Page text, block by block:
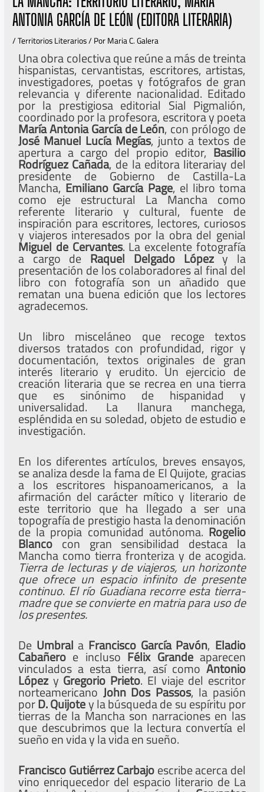
ANTONIA GARCÍA DE LEÓN (EDITORA LITERARIA)
/Territorios Literarios/ PorMaria C. Galera
Una obra colectiva que reúne a más de treinta
hispanistas, cervantistas, escritores, artistas,
investigadores, poetas y fotógrafos de gran
relevancia y diferente nacionalidad. Editado
por la prestigiosa editorial Sial Pigmalión,
coordinado por la profesora, escritora y poeta
María Antonia García de León, con prólogo de
José ManuelLucía Megías, junto a textos de
apertura a cargo del propio editor,Basilio
Rodríguez Cañada, de la editora literariay del
presidente de Gobierno de Castilla-La
Mancha,Emiliano García Page, el libro toma
como eje estructural La Mancha como
referente literario y cultural, fuente de
inspiración para escritores, lectores, curiosos
y viajeros interesados por la obra del genial
Miguel de Cervantes. La excelente fotografía
a cargo deRaquel Delgado Lópezy la
presentación de los colaboradores al final del
libro con fotografía son un añadido que
rematan una buena edición que los lectores
agradecemos.
Un libro misceláneo que recoge textos
diversos tratados con profundidad, rigor y
documentación, textos originales de gran
interés literario y erudito. Un ejercicio de
creación literaria que se recrea en una tierra
que es sinónimo de hispanidad y
universalidad. La llanura manchega,
espléndida en su soledad, objeto de estudio e
investigación.
En los diferentes artículos, breves ensayos,
se analiza desde la fama de El Quijote, gracias
a los escritores hispanoamericanos, a la
afirmación del carácter mítico y literario de
este territorio que ha llegado a ser una
topografía de prestigio hasta la denominación
de la propia comunidad autónoma.Rogelio
Blancocon gran sensibilidad destaca la
Mancha como tierra fronteriza y de acogida.
Tierra de lecturas y de viajeros, un horizonte
que ofrece un espacio infinito de presente
continuo.El río Guadiana recorre esta tierra-
madre que se convierte en matria para uso de
los presentes.
De Umbrala Francisco García Pavón, Eladio
Cabañeroe inclusoFélix Grandeaparecen
vinculados a esta tierra, así comoAntonio
LópezyGregorio Prieto. El viaje del escritor
norteamericanoJohn Dos Passos, la pasión
porD. Quijotey la búsqueda de su espíritu por
tierras de la Mancha son narraciones en las
que descubrimos que la lectura convertía el
sueño en vida y la vida en sueño.
Francisco Gutiérrez Carbajoescribe acerca del
vino enriquecedor del espacio literario de La